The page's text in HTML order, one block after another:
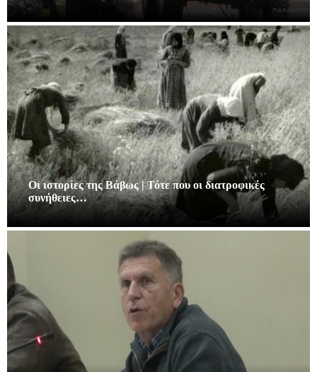
Οι ιστορίες της Βάβως | Τότε που οι διατροφικές
συνήθειες…